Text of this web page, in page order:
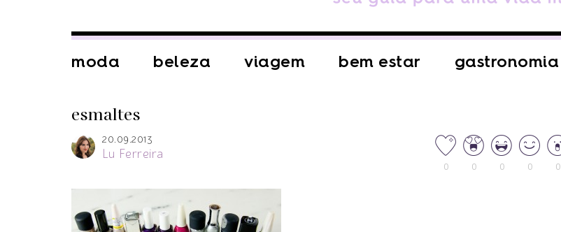
moda beleza viagem bem estar gastronomia
esmaltes
20.09.2013
Lu Ferreira
0 0 0 0 0